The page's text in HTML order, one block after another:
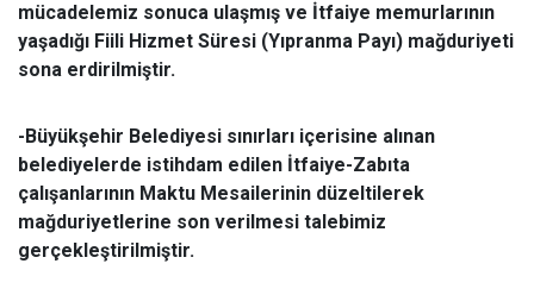
mücadelemiz sonuca ulaşmış ve İtfaiye memurlarının
yaşadığı Fiili Hizmet Süresi (Yıpranma Payı) mağduriyeti
sona erdirilmiştir.
-Büyükşehir Belediyesi sınırları içerisine alınan
belediyelerde istihdam edilen İtfaiye-Zabıta
çalışanlarının Maktu Mesailerinin düzeltilerek
mağduriyetlerine son verilmesi talebimiz
gerçekleştirilmiştir.